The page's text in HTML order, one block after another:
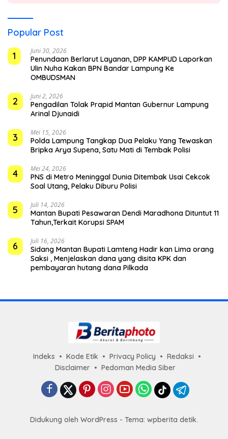
Popular Post
1
Juni 30, 2026
Penundaan Berlarut Layanan, DPP KAMPUD Laporkan
Ulin Nuha Kakan BPN Bandar Lampung Ke
OMBUDSMAN
2 Juni 2, 2026
Pengadilan Tolak Prapid Mantan Gubernur Lampung
Arinal Djunaidi
3 Mei 15, 2026
Polda Lampung Tangkap Dua Pelaku Yang Tewaskan
Bripka Arya Supena, Satu Mati di Tembak Polisi
4 Mei 24, 2026
PNS di Metro Meninggal Dunia Ditembak Usai Cekcok
Soal Utang, Pelaku Diburu Polisi
5 Juli 14, 2026
Mantan Bupati Pesawaran Dendi Maradhona Dituntut 11
Tahun,Terkait Korupsi SPAM
6 Juli 16, 2026
Sidang Mantan Bupati Lamteng Hadir kan Lima orang
Saksi , Menjelaskan dana yang disita KPK dan
pembayaran hutang dana Pilkada
Indeks Kode Etik Privacy Policy
Redaksi
Disclaimer
Pedoman Media Siber
Didukung oleh WordPress - Tema: wpberita detik.